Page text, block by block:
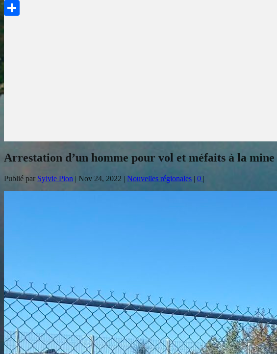
Arrestation d’un homme pour vol et méfaits à la
Publié par Sylvie Pion | Nov 24, 2022 | Nouvelles régionales | 0 |
PrintFriendly